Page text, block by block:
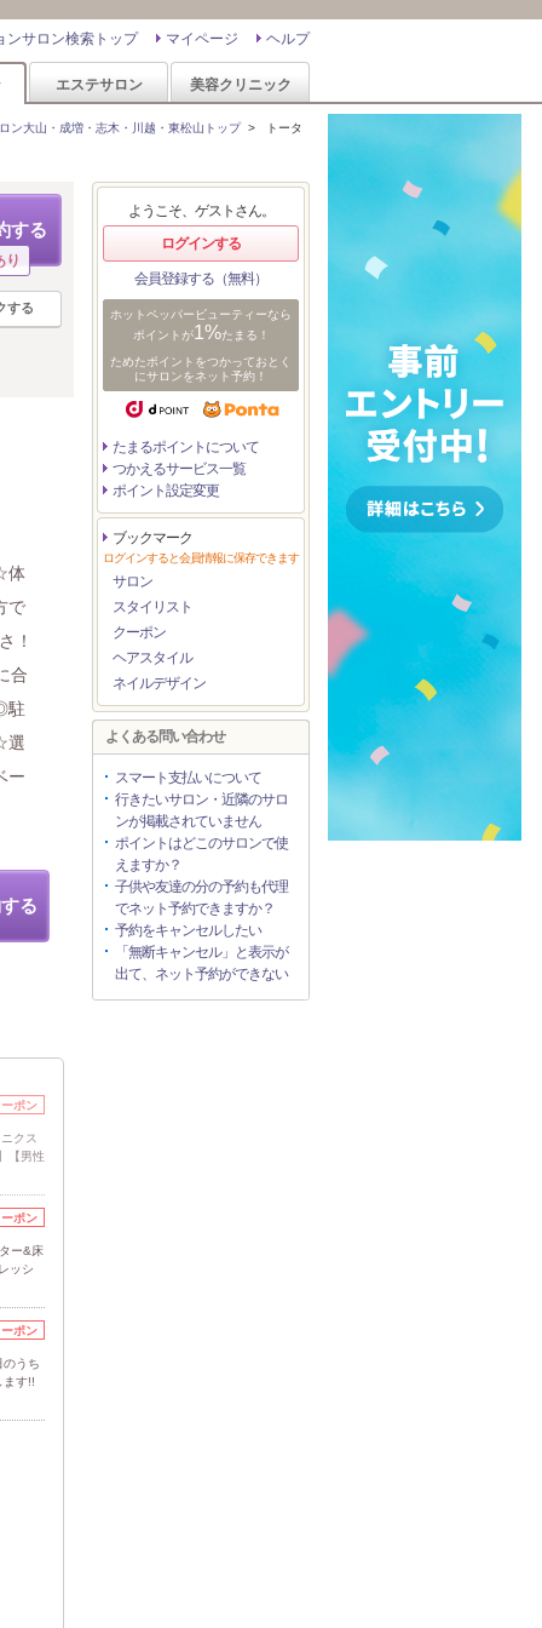
ヘルプ
マイページ
ンサロン検索トップ
エステサロン 美容クリニック
ン大山・成増・志木・川越・東松山トップ> トータ
する
り
する
体
で
！
合
駐
選
ー
る
ポン
クス
【男性
ポン
ー&床
ッシ
ポン
のうち
ます!!
ようこそ、ゲストさん。
ログインする
会員登録する（無料）
ホットペッパービューティーなら
ポイントが1%たまる！
ためたポイントをつかっておとく
にサロンをネット予約！
たまるポイントについて
つかえるサービス一覧
ポイント設定変更
ブックマーク
ログインすると会員情報に保存できます
サロン
スタイリスト
クーポン
ヘアスタイル
ネイルデザイン
よくある問い合わせ
スマート支払いについて
行きたいサロン・近隣のサロ
ンが掲載されていません
ポイントはどこのサロンで使
えますか？
子供や友達の分の予約も代理
でネット予約できますか？
予約をキャンセルしたい
「無断キャンセル」と表示が
出て、ネット予約ができない